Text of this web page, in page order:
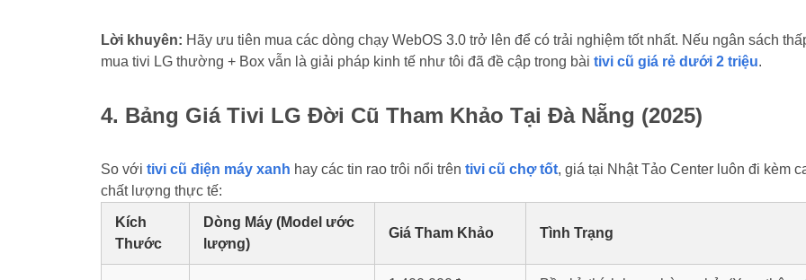
Lời khuyên: Hãy ưu tiên mua các dòng chạy WebOS 3.0 trở lên để có trải nghiệm tốt nhất. Nếu ngân sách
mua tivi LG thường + Box vẫn là giải pháp kinh tế như tôi đã đề cập trong bài tivi cũ giá rẻ dưới 2 triệu.
4. Bảng Giá Tivi LG Đời Cũ Tham Khảo Tại Đà Nẵng (2025)
So với tivi cũ điện máy xanh hay các tin rao trôi nổi trên tivi cũ chợ tốt, giá tại Nhật Tảo Center luôn đi kèm
chất lượng thực tế:
Kích
Thước
Dòng Máy (Model ước
lượng)
Giá Tham Khảo Tình Trạng